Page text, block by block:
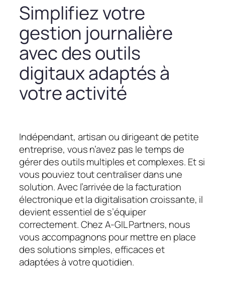
Simplifiez votre
gestion journalière
avec des outils
digitaux adaptés à
votre activité
Indépendant, artisan ou dirigeant de petite
entreprise, vous n’avez pas le temps de
gérer des outils multiples et complexes. Et si
vous pouviez tout centraliser dans une
solution. Avec l’arrivée de la facturation
électronique et la digitalisation croissante, il
devient essentiel de s’équiper
correctement. Chez A-GIL Partners, nous
vous accompagnons pour mettre en place
des solutions simples, efficaces et
adaptées à votre quotidien.